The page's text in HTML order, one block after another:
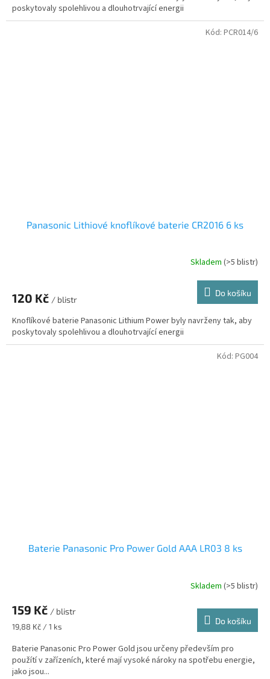
5
hvězdiček.
poskytovaly spolehlivou a dlouhotrvající energii
Panasonic Lithiové knoflíkové baterie CR2016 6 ks
Skladem (>5 blistr)
120 Kč / blistr
Do košíku
Knoflíkové baterie Panasonic Lithium Power byly navrženy tak, aby
poskytovaly spolehlivou a dlouhotrvající energii
Kód: PCR014/6
Baterie Panasonic Pro Power Gold AAA LR03 8 ks
Skladem (>5 blistr)
159 Kč / blistr
Měrná
19,88 Kč / 1 ks
Do košíku
Baterie Panasonic Pro Power Gold jsou určeny především pro
použítí v zařízeních, které mají vysoké nároky na spotřebu energie,
jako jsou...
Kód: PG004